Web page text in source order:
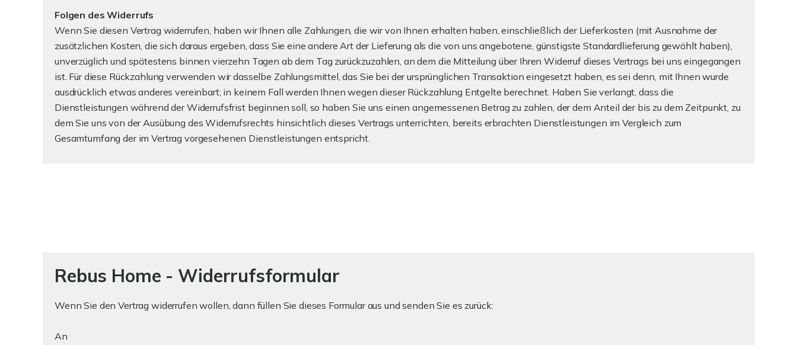
Folgen des Widerrufs
Wenn Sie diesen Vertrag widerrufen, haben wir Ihnen alle Zahlungen, die wir von Ihnen erhalten haben, einschließlich der Lieferkosten (mit Ausnahme der
zusätzlichen Kosten, die sich daraus ergeben, dass Sie eine andere Art der Lieferung als die von uns angebotene, günstigste Standardlieferung gewählt haben),
unverzüglich und spätestens binnen vierzehn Tagen ab dem Tag zurückzuzahlen, an dem die Mitteilung über Ihren Widerruf dieses Vertrags bei uns eingegangen
ist. Für diese Rückzahlung verwenden wir dasselbe Zahlungsmittel, das Sie bei der ursprünglichen Transaktion eingesetzt haben, es sei denn, mit Ihnen wurde
ausdrücklich etwas anderes vereinbart; in keinem Fall werden Ihnen wegen dieser Rückzahlung Entgelte berechnet. Haben Sie verlangt, dass die
Dienstleistungen während der Widerrufsfrist beginnen soll, so haben Sie uns einen angemessenen Betrag zu zahlen, der dem Anteil der bis zu dem Zeitpunkt, zu
dem Sie uns von der Ausübung des Widerrufsrechts hinsichtlich dieses Vertrags unterrichten, bereits erbrachten Dienstleistungen im Vergleich zum
Gesamtumfang der im Vertrag vorgesehenen Dienstleistungen entspricht.
Rebus Home - Widerrufsformular
Wenn Sie den Vertrag widerrufen wollen, dann füllen Sie dieses Formular aus und senden Sie es zurück:
An